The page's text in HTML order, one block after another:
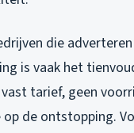
die
is vaak het
tarief, geen
de ontstopping.